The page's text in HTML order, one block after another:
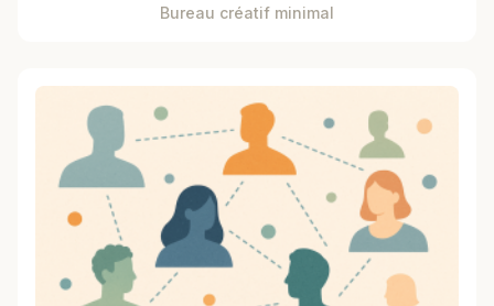
Bureau créatif minimal